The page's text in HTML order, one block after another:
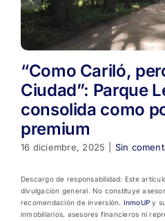
“Como Cariló,
Ciudad”: Parque
consolida como
premium
16 diciembre, 2025 Sin
Descargo de responsabilidad: Este
divulgación general. No constituye
recomendación de inversión. InmoUP y
inmobiliarios, asesores financieros ni